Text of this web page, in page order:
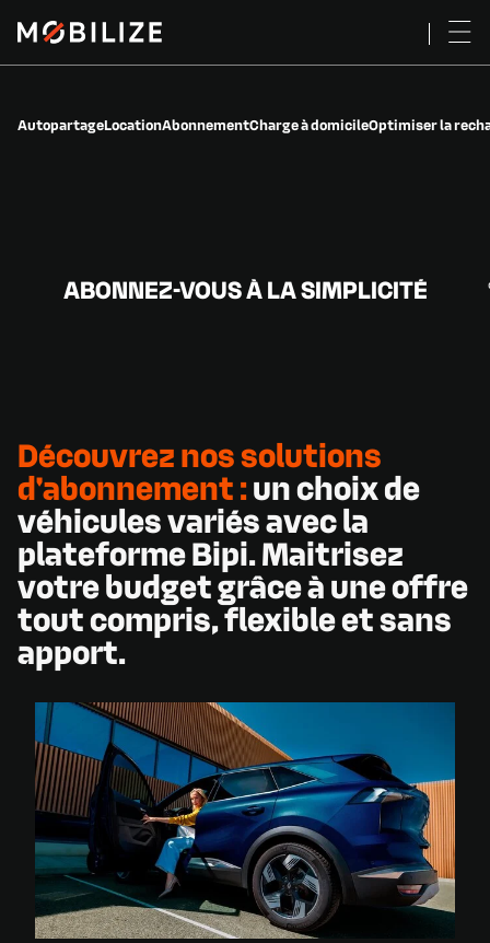
AutopartageLocationAbonnementCharge à domicileOptimiser la
ABONNEZ-VOUS À LA SIMPLICITÉ
Découvreznossolutions
d'abonnement:unchoixde
véhiculesvariésavecla
plateformeBipi.Maitrisez
votrebudgetgrâceàuneoffre
toutcompris,flexibleetsans
apport.